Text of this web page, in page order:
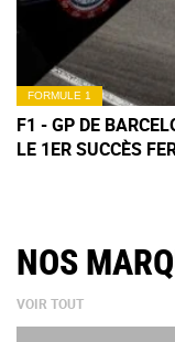
FORMULE 1
F1 - GP DE
LE 1ER SUCCÈS
NOS
VOIR TOUT